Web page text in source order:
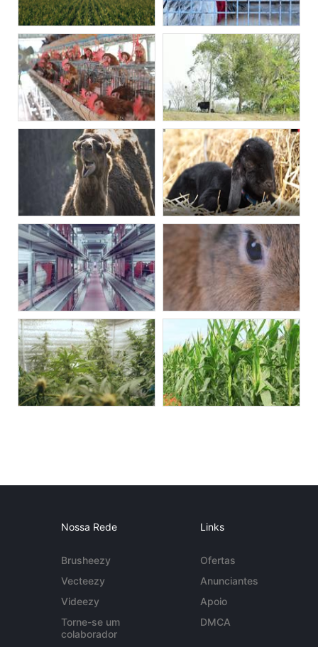
Nossa Rede
Brusheezy
Vecteezy
Videezy
Torne-se um
colaborador
Links
Ofertas
Anunciantes
Apoio
DMCA